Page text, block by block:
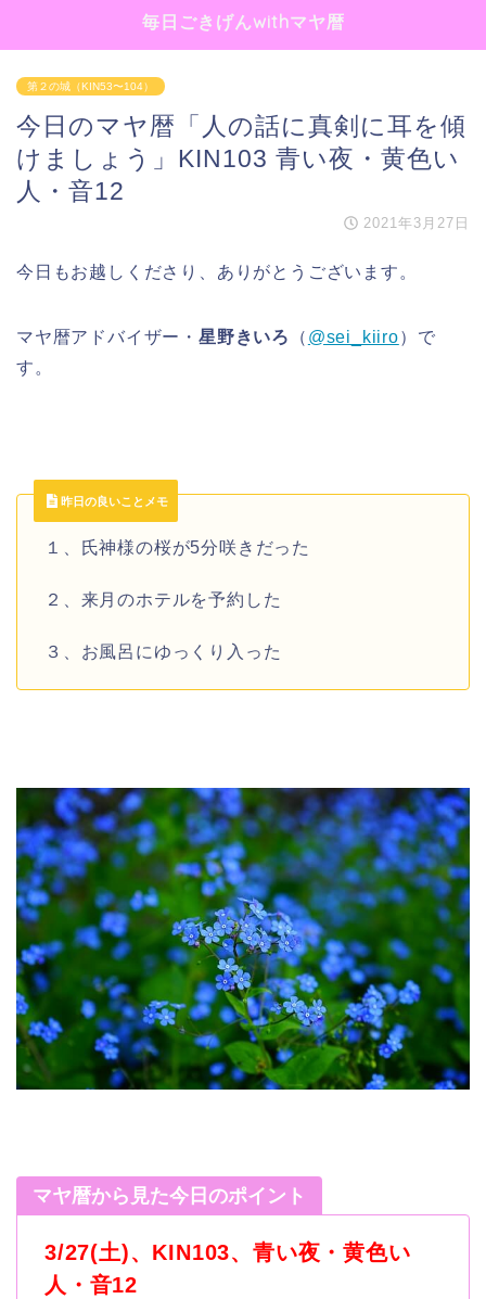
毎日ごきげんwithマヤ暦
第２の城（KIN53〜104）
今日のマヤ暦「人の話に真剣に耳を傾
けましょう」KIN103 青い夜・黄色い
人・音12
2021年3月27日
今日もお越しくださり、ありがとうございます。
マヤ暦アドバイザー・ 星野きいろ （ @sei_kiiro）で
す。
昨日の良いことメモ
１、氏神様の桜が5分咲きだった
２、来月のホテルを予約した
３、お風呂にゆっくり入った
マヤ暦から見た今日のポイント
3/27(土)、KIN103、青い夜・黄色い
人・音12